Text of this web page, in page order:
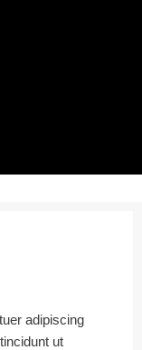
adipiscing
ut